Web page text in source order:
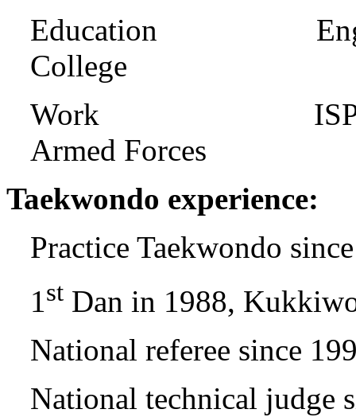
Education
College
Work ISP -
Armed Forces
Taekwondo experience:
Practice Taekwondo
1st Dan in 1988,
National referee since
National technical judge